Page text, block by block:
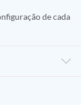
de cada